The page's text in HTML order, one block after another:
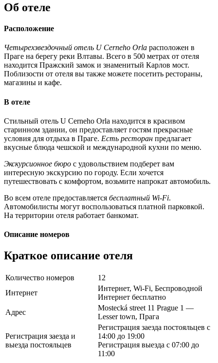
Об отеле
Расположение
Четырехзвездочный отель U Cerneho Orla расположен в
Праге на берегу реки Влтавы. Всего в 500 метрах от отеля
находится Пражский замок и знаменитый Карлов мост.
Поблизости от отеля вы также можете посетить рестораны,
магазины и кафе.
В отеле
Стильный отель U Cerneho Orla находится в красивом
старинном здании, он предоставляет гостям прекрасные
условия для отдыха в Праге. Есть ресторан предлагает
вкусные блюда чешской и международной кухни по меню.
Экскурсионное бюро с удовольствием подберет вам
интересную экскурсию по городу. Если хочется
путешествовать с комфортом, возьмите напрокат автомобиль.
Во всем отеле предоставляется бесплатный Wi-Fi.
Автомобилисты могут воспользоваться платной парковкой.
На территории отеля работает банкомат.
Описание номеров
Краткое описание отеля
Количество номеров
12
Интернет
Интернет, Wi-Fi, Беспроводной
Интернет бесплатно
Адрес
Mostecká street 11 Prague 1 —
Lesser town, Прага
Регистрация заезда и
выезда постояльцев
Регистрация заезда постояльцев с
14:00 до 19:00
Регистрация выезда с 07:00 до
11:00